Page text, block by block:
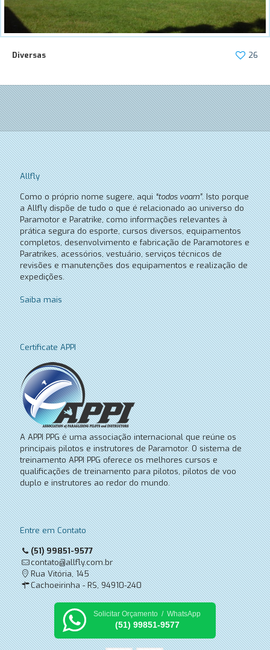
Diversas 26
Allfly
Como o próprio nome sugere, aqui“todos voam”. Isto porque
a Allfly dispõe de tudo o que é relacionado ao universo do
Paramotor e Paratrike, como informações relevantes à
prática segura do esporte, cursos diversos, equipamentos
completos, desenvolvimento e fabricação de Paramotores e
Paratrikes, acessórios, vestuário, serviços técnicos de
revisões e manutenções dos equipamentos e realização de
expedições.
Saiba mais
Certificate APPI
A APPI PPG é uma associação internacional que reúne os
principais pilotos e instrutores de Paramotor. O sistema de
treinamento APPI PPG oferece os melhores cursos e
qualificações de treinamento para pilotos, pilotos de voo
duplo e instrutores ao redor do mundo.
Entre em Contato
(51) 99851-9577
contato@allfly.com.br
Rua Vitória, 145
Cachoeirinha - RS, 94910-240
Solicitar Orçamento / WhatsApp
(51) 99851-9577